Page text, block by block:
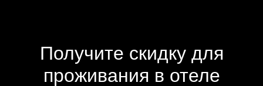
Получите скидку для
проживания в отеле